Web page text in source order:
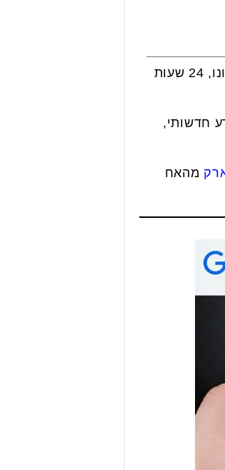
אתר אונו ניוז הפך בשנתיים האחרונות להיות כלי התקשורת הבלעדי המסקר את הנעשה בכל ערי בקעת אונו, 24 שעות
חדשותי,
מהאח